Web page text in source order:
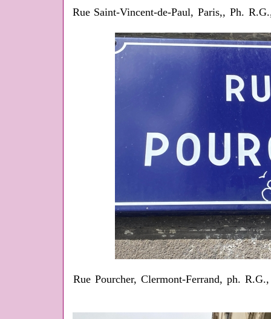
Rue Saint-Vincent-de-Paul, Paris,, Ph.
Rue Pourcher, Clermont-Ferrand, ph.